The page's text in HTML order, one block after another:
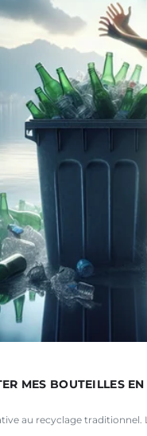
MES BOUTEILLES
au recyclage traditionnel.